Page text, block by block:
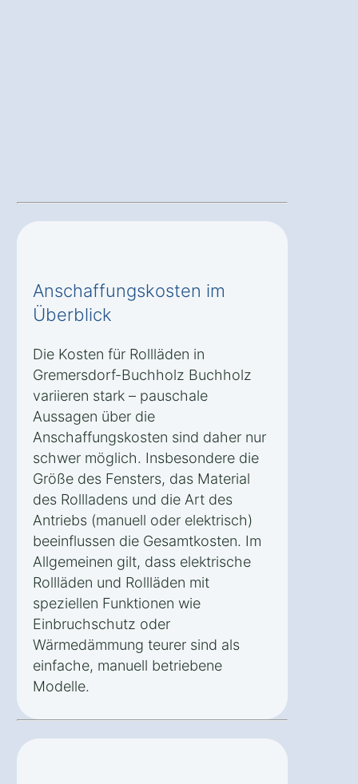
Anschaffungskosten im
Überblick
Die Kosten für Rollläden in
Gremersdorf-Buchholz Buchholz
variieren stark – pauschale
Aussagen über die
Anschaffungskosten sind daher nur
schwer möglich. Insbesondere die
Größe des Fensters, das Material
des Rollladens und die Art des
Antriebs (manuell oder elektrisch)
beeinflussen die Gesamtkosten. Im
Allgemeinen gilt, dass elektrische
Rollläden und Rollläden mit
speziellen Funktionen wie
Einbruchschutz oder
Wärmedämmung teurer sind als
einfache, manuell betriebene
Modelle.